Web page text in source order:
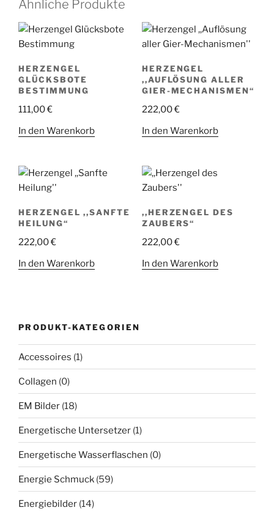
Ähnliche Produkte
HERZENGEL
GLÜCKSBOTE
BESTIMMUNG
111,00€
In den Warenkorb
HERZENGEL
,,AUFLÖSUNG ALLER
GIER-MECHANISMEN“
222,00€
In den Warenkorb
HERZENGEL ,,SANFTE
HEILUNG“
222,00€
In den Warenkorb
,,HERZENGEL DES
ZAUBERS“
222,00€
In den Warenkorb
PRODUKT-KATEGORIEN
Accessoires (1)
Collagen (0)
EM Bilder (18)
Energetische Untersetzer (1)
Energetische Wasserflaschen (0)
Energie Schmuck (59)
Energiebilder (14)